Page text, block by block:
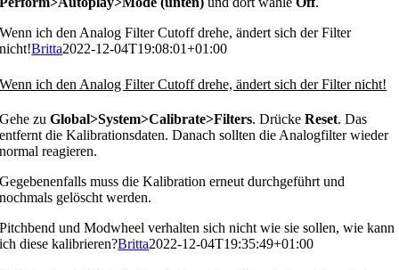
Wenn ich den Analog Filter Cutoff drehe, ändert sich der Filter
nicht!Britta2022-12-04T19:08:01+01:00
Wenn ich den Analog Filter Cutoff drehe, ändert sich der Filter nicht!
Gehe zuGlobal>System>Calibrate>Filters. DrückeReset. Das
entfernt die Kalibrationsdaten. Danach sollten die Analogfilter wieder
normal reagieren.
Gegebenenfalls muss die Kalibration erneut durchgeführt und
nochmals gelöscht werden.
Pitchbend und Modwheel verhalten sich nicht wie sie sollen, wie kann
ich diese kalibrieren?Britta2022-12-04T19:35:49+01:00